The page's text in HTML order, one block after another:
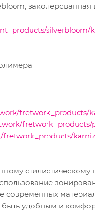
silverbloom/
fretwork_products/
fretwork_products/
удобным и